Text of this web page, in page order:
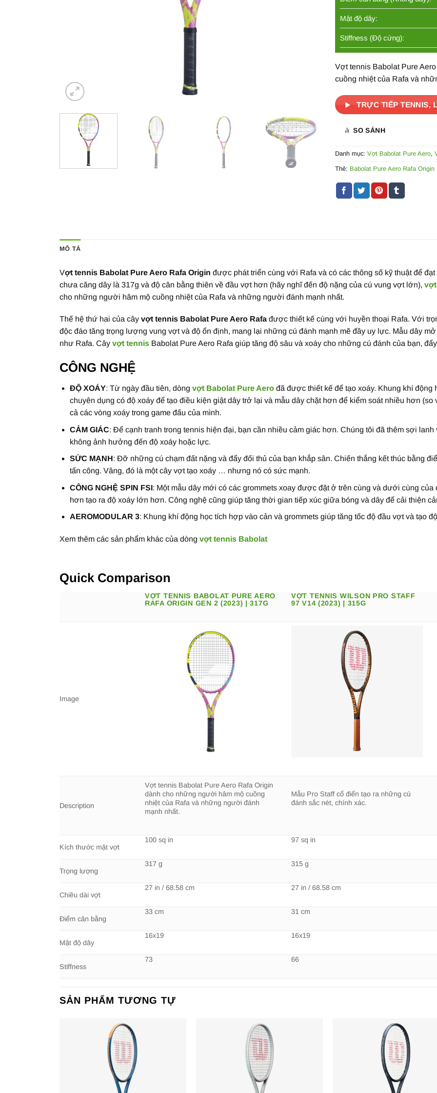
Mật độ dây:
Stiffness (Độ cứng):
Vợt tennis Babolat Pure
cuồng nhiệt của Rafa và
TRỰC TIẾP TENNIS,
SO SÁNH
Danh mục: Vợt Babolat Pure Aero,
Thẻ: Babolat Pure Aero Rafa Origin
MÔ TẢ
Vợt tennis Babolat Pure Aero Rafa Origin được phát triển cùng với Rafa và có các thông số kỹ thuật để
chưa căng dây là 317g và độ cân bằng thiên về đầu vợt hơn (hãy nghĩ đến độ nặng của cú vung vợt lớn),
cho những người hâm mộ cuồng nhiệt của Rafa và những người đánh mạnh nhất.
Thế hệ thứ hai của cây vợt tennis Babolat Pure Aero Rafa được thiết kế cùng với huyền thoại Rafa. Với
độc đáo tăng trọng lượng vung vợt và độ ổn định, mang lại những cú đánh mạnh mẽ đầy uy lực. Mẫu dây
như Rafa. Cây vợt tennis Babolat Pure Aero Rafa giúp tăng độ sâu và xoáy cho những cú đánh của bạn,
CÔNG NGHỆ
ĐỘ XOÁY: Từ ngày đầu tiên, dòng vợt Babolat Pure Aerođã được thiết kế để tạo xoáy. Khung khí động
chuyên dụng có độ xoáy để tạo điều kiện giật dây trở lại và mẫu dây chặt hơn để kiểm soát nhiều hơn
cả các vòng xoáy trong game đấu của mình.
CẢM GIÁC: Để cạnh tranh trong tennis hiện đại, bạn cần nhiều cảm giác hơn. Chúng tôi đã thêm sợi
không ảnh hưởng đến độ xoáy hoặc lực.
SỨC MẠNH: Đỡ những cú chạm đất nặng và đẩy đối thủ của bạn khắp sân. Chiến thắng kết thúc bằng
tấn công. Vâng, đó là một cây vợt tạo xoáy … nhưng nó có sức mạnh.
CÔNG NGHỆ SPIN FSI: Một mẫu dây mới có các grommets xoay được đặt ở trên cùng và dưới cùng
hơn tạo ra độ xoáy lớn hơn. Công nghệ cũng giúp tăng thời gian tiếp xúc giữa bóng và dây để cải thiện
AEROMODULAR 3: Khung khí động học tích hợp vào cản và grommets giúp tăng tốc độ đầu vợt và tạo
Xem thêm các sản phẩm khác của dòng vợt tennis Babolat
Quick Comparison
VỢT TENNIS BABOLAT PURE AERO
RAFA ORIGIN GEN 2 (2023) | 317G
VỢT TENNIS WILSON PRO STAFF
97 V14 (2023) | 315G
Image
Description
Vợt tennis Babolat Pure Aero Rafa Origin
dành cho những người hâm mộ cuồng
nhiệt của Rafa và những người đánh
mạnh nhất.
Mẫu Pro Staff cổ điển tạo ra những cú
đánh sắc nét, chính xác.
Kích thước mặt vợt
100 sq in 97 sq in
Trọng lượng
317 g 315 g
Chiều dài vợt
27 in / 68.58 cm 27 in / 68.58 cm
Điểm cân bằng
33 cm 31 cm
Mật độ dây
16x19 16x19
Stiffness
73 66
SẢN PHẨM TƯƠNG TỰ